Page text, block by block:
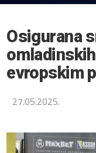
Osigurana
evropskim
27.05.2025.